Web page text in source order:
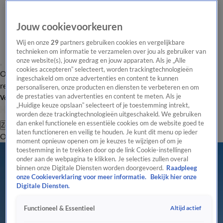
Overzicht Laatste nieuws Regionieuws Het beste van Hart
Tip de
redactie
Volg Hart van Nederland
Zoeken
OverzichtRegioUitzendingenWeerTip de redactiePanelVideo's
Jouw cookievoorkeuren
Wij en onze29 partners gebruiken cookies en vergelijkbare
technieken om informatie te verzamelen over jou als gebruiker van
onze website(s), jouw gedrag en jouw apparaten. Als je „Alle
cookies accepteren” selecteert, worden trackingtechnologieën
ingeschakeld om onze advertenties en content te kunnen
personaliseren, onze producten en diensten te verbeteren en om
de prestaties van advertenties en content te meten. Als je
„Huidige keuze opslaan” selecteert of je toestemming intrekt,
worden deze trackingtechnologieën uitgeschakeld. We gebruiken
dan enkel functionele en essentiële cookies om de website goed te
laten functioneren en veilig te houden. Je kunt dit menu op ieder
moment opnieuw openen om je keuzes te wijzigen of om je
toestemming in te trekken door op de link Cookie-instellingen
onder aan de webpagina te klikken. Je selecties zullen overal
binnen onze Digitale Diensten worden doorgevoerd. Raadpleeg
onze Cookieverklaring voor meer informatie.
Bekijk hier onze
Digitale Diensten.
Functioneel & Essentieel Altijd actief